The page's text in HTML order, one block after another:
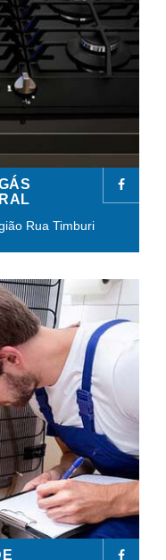
Rua Timburi